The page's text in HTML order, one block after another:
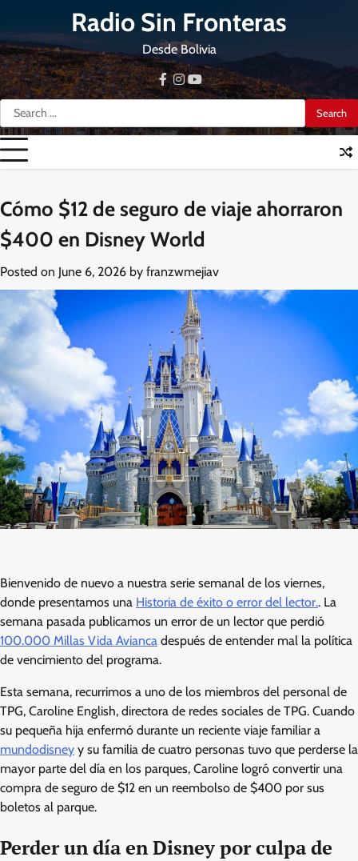
content
Radio Sin Fronteras
Desde Bolivia
Search
for:
facebook
instagram
youtube
Cómo $12 de seguro de viaje ahorraron
$400 en Disney World
Posted on June 6, 2026 by franzwmejiav
Bienvenido de nuevo a nuestra serie semanal de los viernes,
donde presentamos una Historia de éxito o error del lector.. La
semana pasada publicamos un error de un lector que perdió
100.000 Millas Vida Avianca después de entender mal la política
de vencimiento del programa.
Esta semana, recurrimos a uno de los miembros del personal de
TPG, Caroline English, directora de redes sociales de TPG. Cuando
su pequeña hija enfermó durante un reciente viaje familiar a
mundodisney y su familia de cuatro personas tuvo que perderse la
mayor parte del día en los parques, Caroline logró convertir una
compra de seguro de $12 en un reembolso de $400 por sus
boletos al parque.
Perder un día en Disney por culpa de